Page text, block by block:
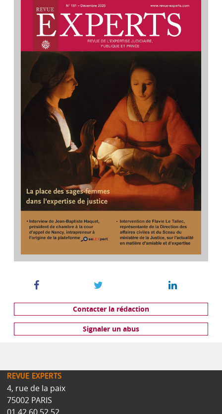
Contacter la rédaction
Signaler un abus
REVUE EXPERTS
4, rue de la paix
75002 PARIS
01.42.60.52.52